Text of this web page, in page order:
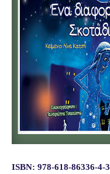
ISBN: 978-618-86336-4-3